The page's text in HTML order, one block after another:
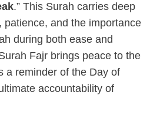
.” This Surah carries deep
patience, and the importance
during both ease and
Fajr brings peace to the
a reminder of the Day of
accountability of